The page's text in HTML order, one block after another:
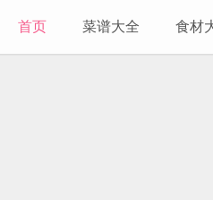
首页 菜谱大全 食材